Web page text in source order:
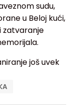
sudu,
u Beloj kući,
zatvaranje
još uvek